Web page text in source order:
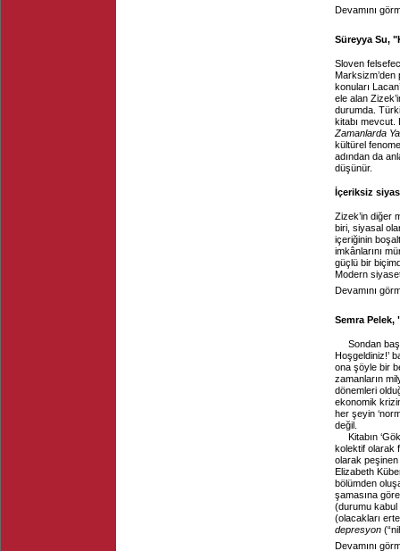
Devamını
Süreyya Su,
Sloven
konuları
ele alan
durumda.
kitabı mevcut.
Zamanlarda
kültürel
adından da
düşünür.
İçeriksiz
Zizek’in diğer
biri, siyasal
içeriğinin
imkânlarını
güçlü bir
Modern
Devamını
Semra Pelek,
Sondan
Hoşgeldiniz!’
ona şöyle bir
zamanların
dönemleri
ekonomik
her şeyin
değil.
Kitabın
kolektif olarak
olarak peşinen
Elizabeth
bölümden
şamasına
(durumu
(olacakları
depresyon
Devamını